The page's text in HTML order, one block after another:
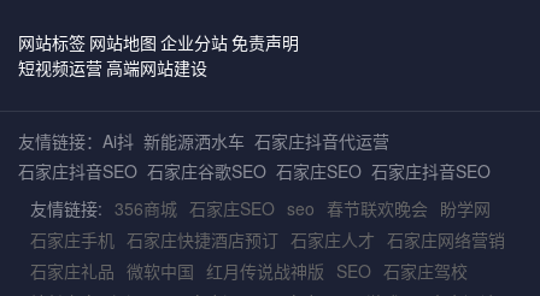
网站标签 网站地图 企业分站免责声明
短视频运营高端网站建设
友情链接： Ai抖 新能源洒水车 石家庄抖音代运营
石家庄抖音SEO 石家庄谷歌SEO 石家庄SEO 石家庄抖音SEO
友情链接: 356商城 石家庄SEO seo 春节联欢晚会 盼学网
石家庄手机 石家庄快捷酒店预订 石家庄人才 石家庄网络营销
石家庄礼品 微软中国 红月传说战神版 SEO 石家庄驾校